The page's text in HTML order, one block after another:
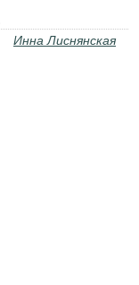
Инна Лиснянская